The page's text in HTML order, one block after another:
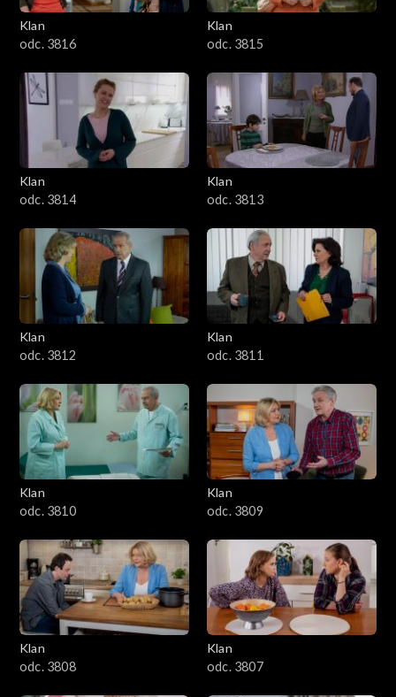
Klan
odc. 3816
Klan
odc. 3815
Klan
odc. 3814
Klan
odc. 3813
Klan
odc. 3812
Klan
odc. 3811
Klan
odc. 3810
Klan
odc. 3809
Klan
odc. 3808
Klan
odc. 3807